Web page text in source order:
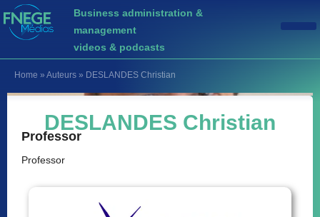
Business administration &
management
videos & podcasts
Home » Auteurs » DESLANDES Christian
DESLANDES Christian
Professor
Professor